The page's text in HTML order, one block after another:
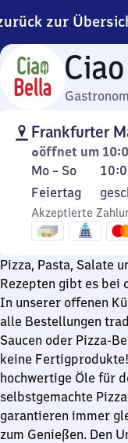
zur
Frankfurter
öffnet um
Montag
bis
Sonntag
Mo – So
Von
10
Uhr
bis
22
Uhr
Feiertag
Feiertag
Akzeptierte
Pizza, Pasta, Salate
Rezepten gibt es bei
In unserer offenen
alle Bestellungen
Saucen oder Pizza-
keine
hochwertige Öle für
selbstgemachte
garantieren immer
zum Genießen. Den